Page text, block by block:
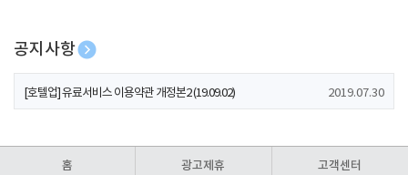
공지사항
[호텔업] 개인정보 처리방침 개정본1 (19.09.02)
[호텔업] 유료서비스 이용약관 개정본2 (19.09.02) 2019.07.30
홈 광고제휴 고객센터